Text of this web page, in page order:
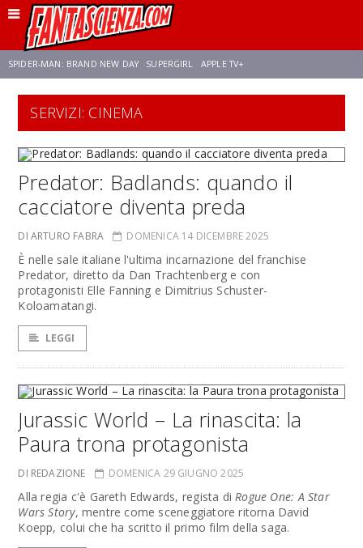
SPIDER-MAN: BRAND NEW DAY SUPERGIRL APPLE TV+
FRANCO RICCIARDIELLO ZENDAYA
SERVIZI: CINEMA
Predator: Badlands: quando il
cacciatore diventa preda
DI ARTURO FABRA DOMENICA 14 DICEMBRE 2025
È nelle sale italiane l'ultima incarnazione del franchise
Predator, diretto da Dan Trachtenberg e con
protagonisti Elle Fanning e Dimitrius Schuster-
Koloamatangi.
LEGGI
Jurassic World – La rinascita: la
Paura trona protagonista
DI REDAZIONE DOMENICA 29 GIUGNO 2025
Alla regia c'è Gareth Edwards, regista diRogue One: A Star
Wars Story, mentre come sceneggiatore ritorna David
Koepp, colui che ha scritto il primo film della saga.